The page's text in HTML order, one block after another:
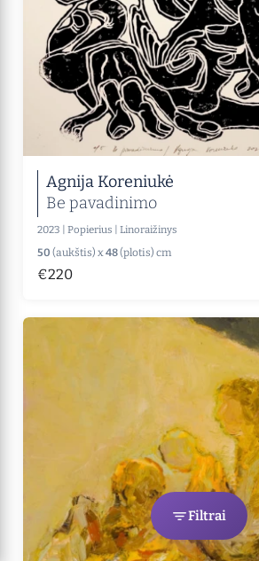
Agnija Koreniukė
Be pavadinimo
2023 Popierius
Linoraižinys
50 (aukštis) x48(plotis) cm
€220
Filtrai